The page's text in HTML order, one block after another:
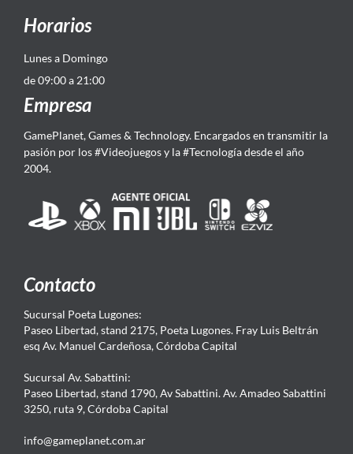
Horarios
Lunes a Domingo
de 09:00 a 21:00
Empresa
GamePlanet, Games & Technology. Encargados en transmitir la
pasión por los #Videojuegos y la #Tecnología desde el año
2004.
Contacto
Sucursal Poeta Lugones:
Paseo Libertad, stand 2175, Poeta Lugones. Fray Luis Beltrán
esq Av. Manuel Cardeñosa, Córdoba Capital
Sucursal Av. Sabattini:
Paseo Libertad, stand 1790, Av Sabattini. Av. Amadeo Sabattini
3250, ruta 9, Córdoba Capital
info@gameplanet.com.ar